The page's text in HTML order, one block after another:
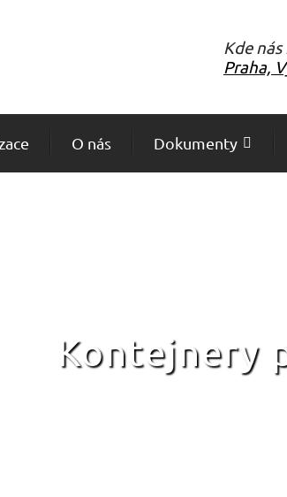
Kde
Praha,
O nás Dokumenty
Kontejnery